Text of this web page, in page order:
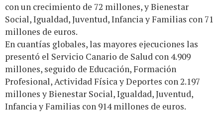
con un crecimiento de 72 millones, y Bienestar
Social, Igualdad, Juventud, Infancia y Familias con 71
millones de euros.
En cuantías globales, las mayores ejecuciones las
presentó el Servicio Canario de Salud con 4.909
millones, seguido de Educación, Formación
Profesional, Actividad Física y Deportes con 2.197
millones y Bienestar Social, Igualdad, Juventud,
Infancia y Familias con 914 millones de euros.